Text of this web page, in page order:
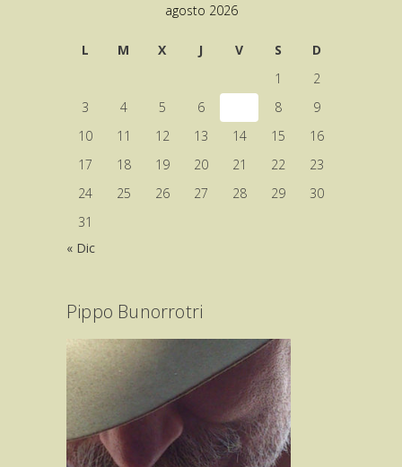
agosto 2026
L M X J V S
D
1
2
3
4 5 6 8
9
10
11 12 13 14 15
16
17
18 19 20 21 22
23
24
25 26 27 28 29
30
31
« Dic
Pippo Bunorrotri